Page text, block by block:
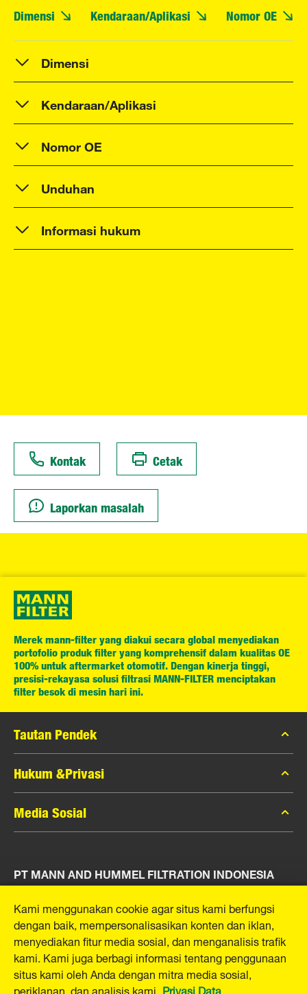
Dimensi Kendaraan/Aplikasi Nomor OE
Dimensi
Kendaraan/Aplikasi
Nomor OE
Unduhan
Informasi hukum
Kontak Cetak
Laporkan masalah
Merek mann-filter yang diakui secara global menyediakan
portofolio produk filter yang komprehensif dalam kualitas OE
100% untuk aftermarket otomotif. Dengan kinerja tinggi,
presisi-rekayasa solusi filtrasi MANN-FILTER menciptakan
filter besok di mesin hari ini.
Tautan Pendek
Katalog MANN-FILTER
Pencari MANN-FILTER
Peras
Hukum &Privasi
Privasi Data
Pemberitahuan Hukum
Media Sosial
Instagram
YouTube
PT MANN AND HUMMEL FILTRATION INDONESIA
Puri Indah Financial Tower, Unit 107
Jl. Puri Lingkar Dalam, RT01/RW02
Kembangan Selatan
Kecamatan Kembangan
West Jakarta 11610, Indonesia
E-Mail:mhsg@mann-hummel.com
Kami menggunakan cookie agar situs kami berfungsi
dengan baik, mempersonalisasikan konten dan iklan,
menyediakan fitur media sosial, dan menganalisis trafik
kami. Kami juga berbagi informasi tentang penggunaan
situs kami oleh Anda dengan mitra media sosial,
periklanan, dan analisis kami. Privasi Data